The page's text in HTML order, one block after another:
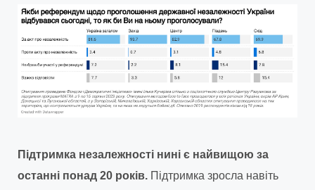
Підтримка незалежності нині є найвищою за
останні понад 20 років. Підтримка зросла навіть